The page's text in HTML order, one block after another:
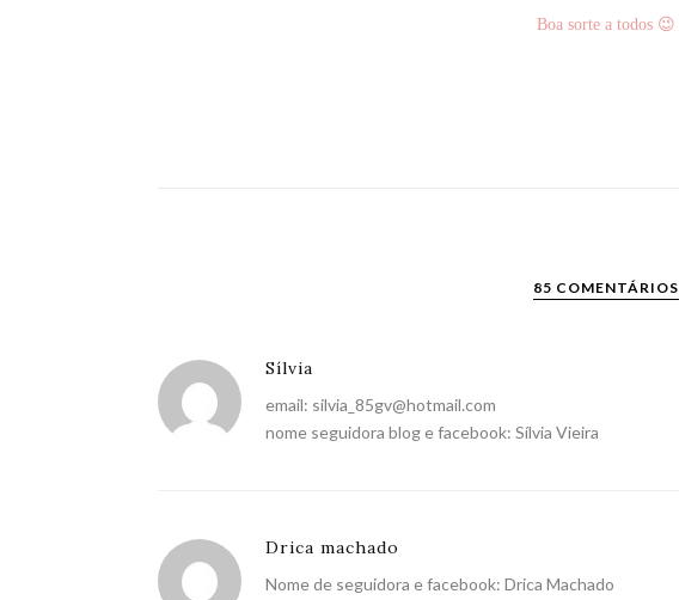
Boa sorte a todos 😉
85 COMENTÁRIOS
Sílvia
email: silvia_85gv@hotmail.com
nome seguidora blog e facebook: Sílvia Vieira
Drica machado
Nome de seguidora e facebook: Drica Machado